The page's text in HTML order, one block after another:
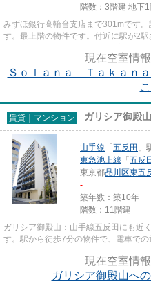
階数：3階建 地下
みずほ銀行高輪台支店まで301mです
す。最上階の物件です。付近に駅が2
現在空室情
Ｓｏｌａｎａ Ｔａｋａｎ
賃貸｜マンション ガリシア御殿山
山手線 「 五反田 」
東急池上線 「 五反
東京都品川区東五
-
築年数：築10年
階数：11階建
ガリシア御殿山：山手線五反田にも近
す。駅から徒歩7分の物件で、電車で
現在空室情
ガリシア御殿山へ